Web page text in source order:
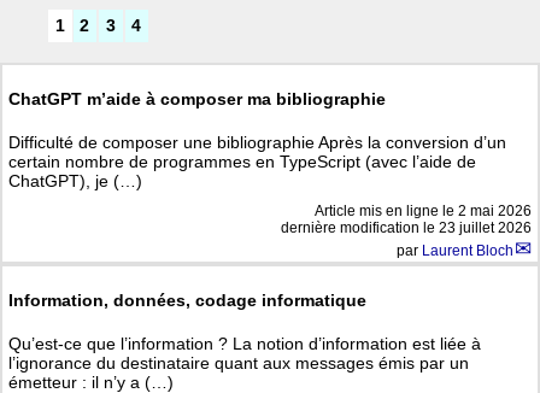
1 2 3 4
ChatGPT m’aide à composer ma bibliographie
Difficulté de composer une bibliographie Après la conversion d’un
certain nombre de programmes en TypeScript (avec l’aide de
ChatGPT), je (…)
Article mis en ligne le 2 mai 2026
dernière modification le 23 juillet 2026
par Laurent Bloch
Information, données, codage informatique
Qu’est-ce que l’information ? La notion d’information est liée à
l’ignorance du destinataire quant aux messages émis par un
émetteur : il n’y a (…)